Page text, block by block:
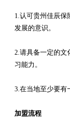
1.认可贵州佳辰保
发展的意识。
2.请具备一定的文
习能力。
3.在当地至少要有
加盟流程